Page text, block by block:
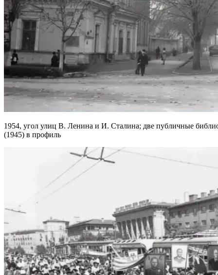
1954, угол улиц В. Ленина и И. Сталина; две публичные
(1945) в профиль